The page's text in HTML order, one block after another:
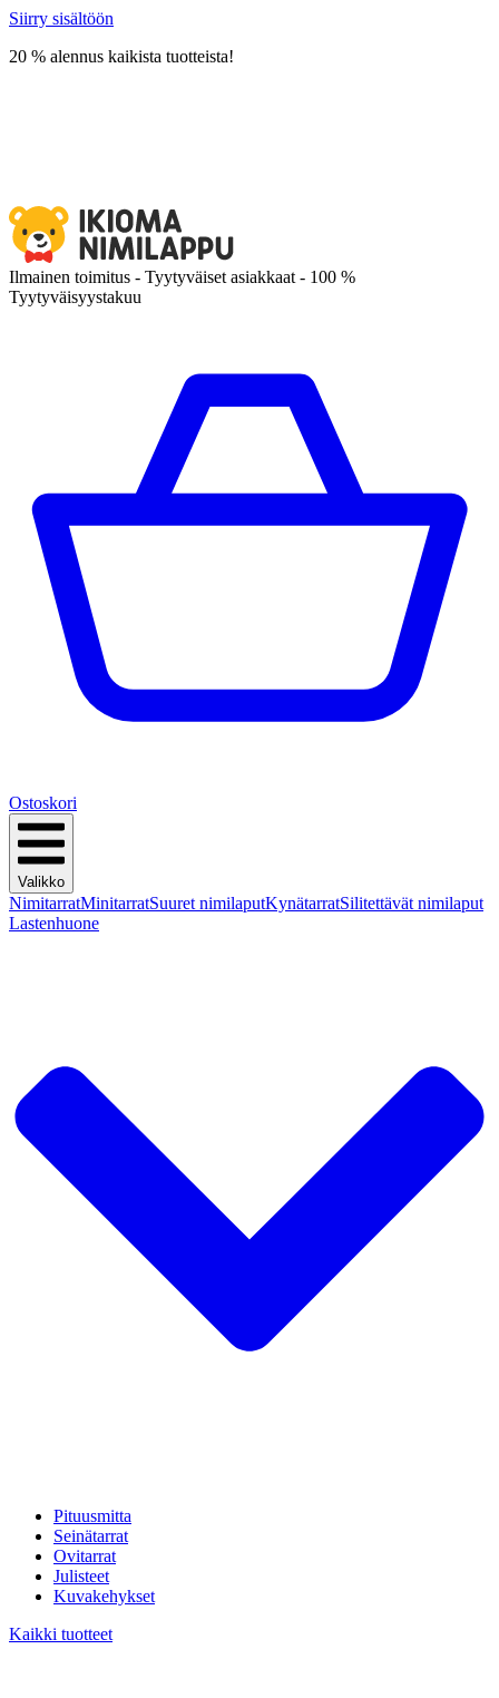
Siirry sisältöön
20 % alennus kaikista tuotteista!
Ilmainen toimitus - Tyytyväiset asiakkaat - 100 %
Tyytyväisyystakuu
Ostoskori
Valikko
NimitarratMinitarratSuuret nimilaputKynätarratSilitettävät nimilaput
Lastenhuone
Pituusmitta
Seinätarrat
Ovitarrat
Julisteet
Kuvakehykset
Kaikki tuotteet